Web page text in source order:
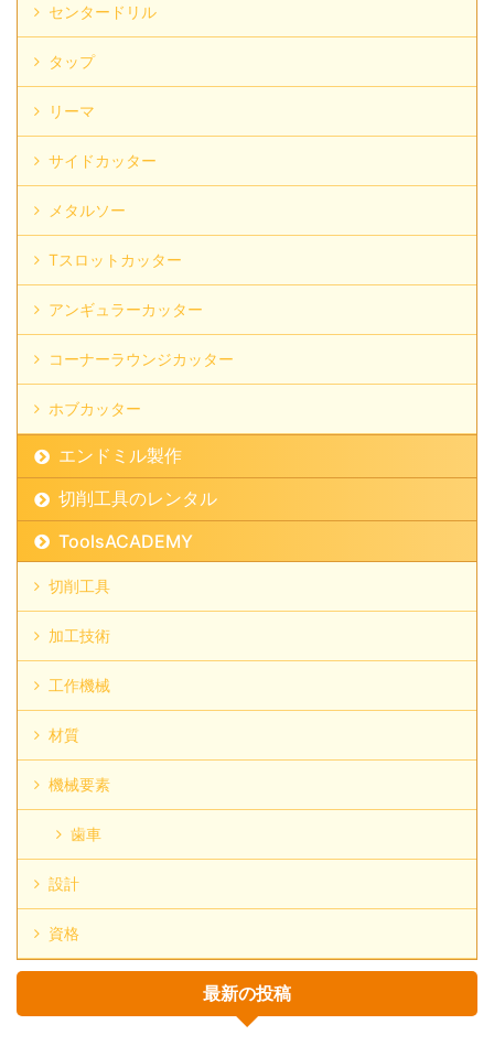
センタードリル
タップ
リーマ
サイドカッター
メタルソー
Tスロットカッター
アンギュラーカッター
コーナーラウンジカッター
ホブカッター
エンドミル製作
切削工具のレンタル
ToolsACADEMY
切削工具
加工技術
工作機械
材質
機械要素
歯車
設計
資格
最新の投稿